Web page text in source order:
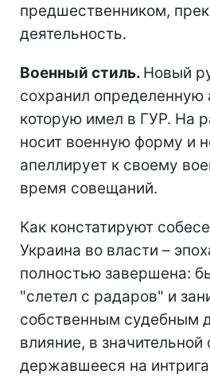
предшественником,
деятельность.
Военный стиль. Новый
сохранил определенную
которую имел в ГУР. На
носит военную форму и
апеллирует к своему
время совещаний.
Как констатируют
Украина во власти –
полностью завершена:
"слетел с радаров" и
собственным судебным
влияние, в значительной
державшееся на